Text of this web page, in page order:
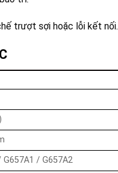
trượt sợi hoặc lỗi kết nối.
G657A1 / G657A2